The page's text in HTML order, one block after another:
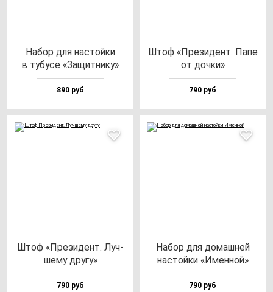
Набор для нас­той­ки
в ту­бу­се «Защит­ни­ку»
890 руб
Штоф «Пре­зи­дент. Папе
от доч­ки»
790 руб
Штоф «Пре­зи­дент. Луч­
ше­му дру­гу»
790 руб
Набор для до­маш­ней
нас­той­ки «Имен­ной»
790 руб